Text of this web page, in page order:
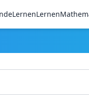
LernenLernen